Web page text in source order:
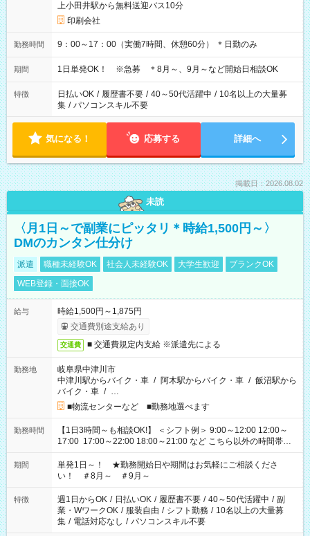
上小田井駅から無料送迎バス10分
印刷会社
勤務時間 9：00～17：00（実働7時間、休憩60分） ＊日勤のみ
期間 1日単発OK！ ※急募 ＊8月～、9月～など開始日相談OK
特徴 日払いOK / 履歴書不要 / 40～50代活躍中 / 10名以上の大量募
集 / パソコンスキル不要
気になる！ 応募する 詳細へ
掲載日：2026.08.02
未読
〈月1日～で副業にピッタリ＊時給1,500円～〉
DMのカンタン仕分け
派遣 職種未経験OK 社会人未経験OK 大学生歓迎
ブランクOK
WEB登録・面接OK
給与
時給1,500円～1,875円
交通費別途支給あり
交通費 ■ 交通費規定内支給 ※派遣先による
勤務地
岐阜県中津川市
中津川駅からバイク・車 / 阿木駅からバイク・車 / 飯沼駅から
バイク・車 / …
■物流センターなど ■勤務地選べます
勤務時間
【1日3時間～も相談OK!】 ＜シフト例＞ 9:00～12:00 12:00～
17:00 17:00～22:00 18:00～21:00 など こちら以外の時間帯も
お気軽にご相談ください！
期間
単発1日～！ ★勤務開始日や期間はお気軽にご相談くださ
い！ ＃8月～ ＃9月～
特徴 週1日からOK / 日払いOK / 履歴書不要 / 40～50代活躍中 / 副
業・WワークOK / 服装自由 / シフト勤務 / 10名以上の大量募
集 / 電話対応なし / パソコンスキル不要